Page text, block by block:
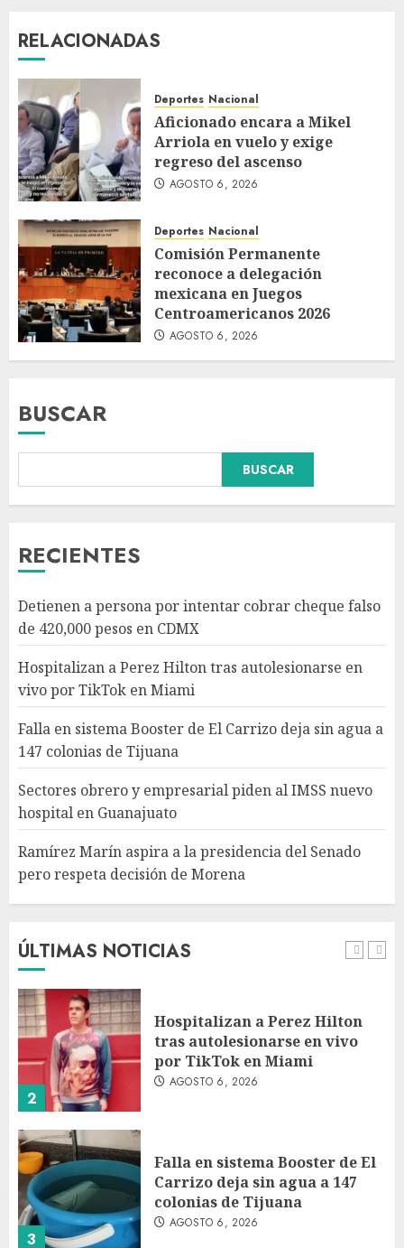
RELACIONADAS
Deportes Nacional
Aficionado encara a Mikel
Arriola en vuelo y exige
regreso del ascenso
AGOSTO 6, 2026
Deportes Nacional
Comisión Permanente
reconoce a delegación
mexicana en Juegos
Centroamericanos 2026
AGOSTO 6, 2026
BUSCAR
BUSCAR
RECIENTES
Detienen a persona por intentar cobrar cheque falso
de 420,000 pesos en CDMX
Hospitalizan a Perez Hilton tras autolesionarse en
vivo por TikTok en Miami
Falla en sistema Booster de El Carrizo deja sin agua a
147 colonias de Tijuana
Sectores obrero y empresarial piden al IMSS nuevo
hospital en Guanajuato
Ramírez Marín aspira a la presidencia del Senado
pero respeta decisión de Morena
ÚLTIMAS NOTICIAS
Falla en sistema Booster de El
Carrizo deja sin agua a 147
4
Sectores obrero y empresarial
piden al IMSS nuevo hospital
en Guanajuato
AGOSTO 6, 2026
5
Ramírez Marín aspira a la
presidencia del Senado pero
respeta decisión de Morena
AGOSTO 6, 2026
1
Detienen a persona por
intentar cobrar cheque falso
AGOSTO 6, 2026
2
Hospitalizan a Perez Hilton
tras autolesionarse en vivo
por TikTok en Miami
AGOSTO 6, 2026
3
Falla en sistema Booster de El
Carrizo deja sin agua a 147
colonias de Tijuana
AGOSTO 6, 2026